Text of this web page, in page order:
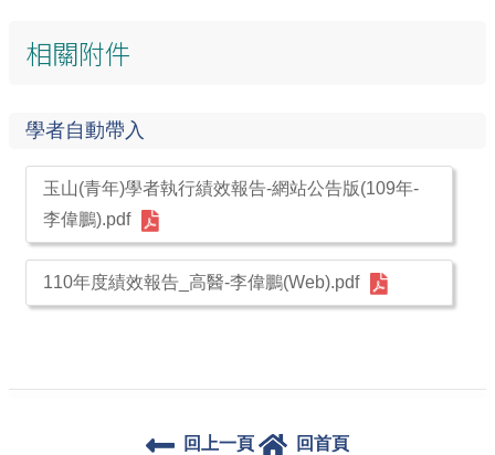
相關附件
學者自動帶入
玉山(青年)學者執行績效報告-網站公告版(109年-
李偉鵬).pdf
110年度績效報告_高醫-李偉鵬(Web).pdf
回上一頁 回首頁